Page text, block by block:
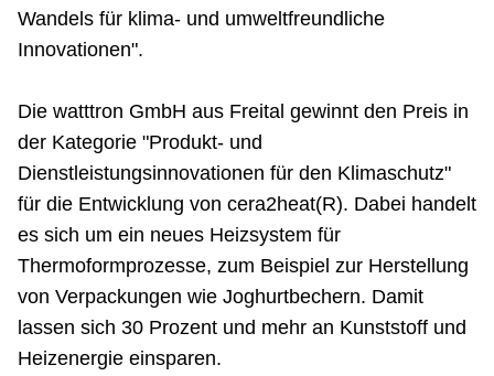
Wandels für klima- und umweltfreundliche
Innovationen".
Die watttron GmbH aus Freital gewinnt den Preis in
der Kategorie "Produkt- und
Dienstleistungsinnovationen für den Klimaschutz"
für die Entwicklung von cera2heat(R). Dabei handelt
es sich um ein neues Heizsystem für
Thermoformprozesse, zum Beispiel zur Herstellung
von Verpackungen wie Joghurtbechern. Damit
lassen sich 30 Prozent und mehr an Kunststoff und
Heizenergie einsparen.